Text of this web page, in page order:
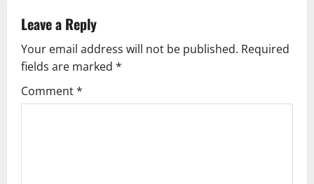
v
i
g
Leave a Reply
Your email address will not be published. Required
fields are marked *
Comment*